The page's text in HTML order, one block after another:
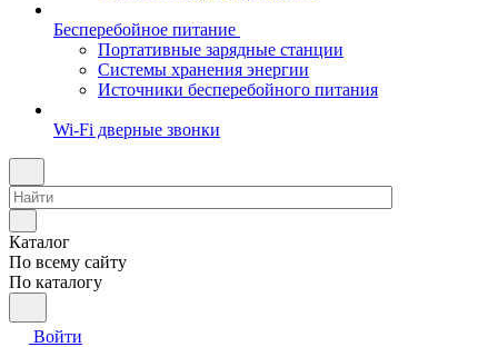
Бесперебойное питание
Портативные зарядные станции
Системы хранения энергии
Источники бесперебойного питания
Wi-Fi дверные звонки
Каталог
По всему сайту
По каталогу
Войти